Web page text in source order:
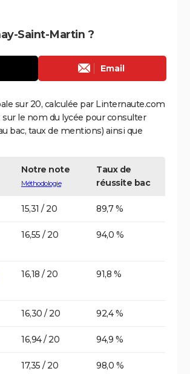
Saint-Martin ?
Email
sur 20, calculée par Linternaute.com
sur le nom du lycée pour consulter
bac, taux de mentions) ainsi que
Notre note
Méthodologie
Taux de
réussite bac
15,31 / 20 89,7 %
16,55 / 20 94,0 %
16,18 / 20 91,8 %
16,30 / 20 92,4 %
16,94 / 20 94,9 %
17,35 / 20 98,0 %